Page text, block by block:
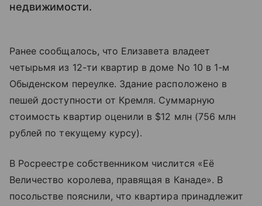
недвижимости.
Ранее сообщалось, что Елизавета владеет
четырьмя из 12-ти квартир в доме No 10 в 1-м
Обыденском переулке. Здание расположено в
пешей доступности от Кремля. Суммарную
стоимость квартир оценили в $12 млн (756 млн
рублей по текущему курсу).
В Росреестре собственником числится «Её
Величество королева, правящая в Канаде». В
посольстве пояснили, что квартира принадлежит